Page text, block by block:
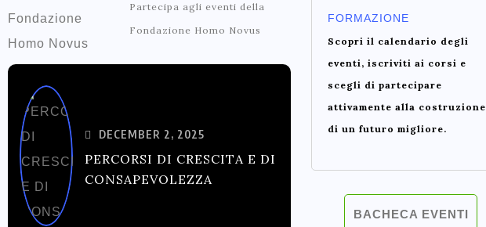
Partecipa agli eventi della
Fondazione Homo Novus
DECEMBER 2, 2025
PERCORSI DI CRESCITA E DI
CONSAPEVOLEZZA
FORMAZIONE
Scopri il calendario degli
eventi, iscriviti ai corsi e
scegli di partecipare
attivamente alla costruzione
di un futuro migliore.
BACHECA EVENTI